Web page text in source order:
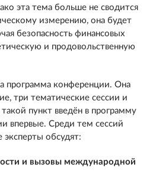
эта тема больше не сводится
измерению, она будет
безопасность финансовых
и продовольственную
программа конференции. Она
три тематические сессии и
пункт введён в программу
впервые. Среди тем сессий
эксперты обсудят:
и вызовы международной